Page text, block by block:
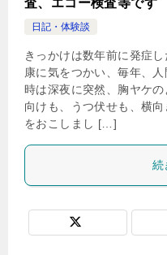
査、エコー検査等です
日記・体験談
きっかけは数年前に発症
康に気をつかい、毎年、
時は深夜に突然、胸ヤケ
向けも、うつ伏せも、横
をおこしまし […]
続